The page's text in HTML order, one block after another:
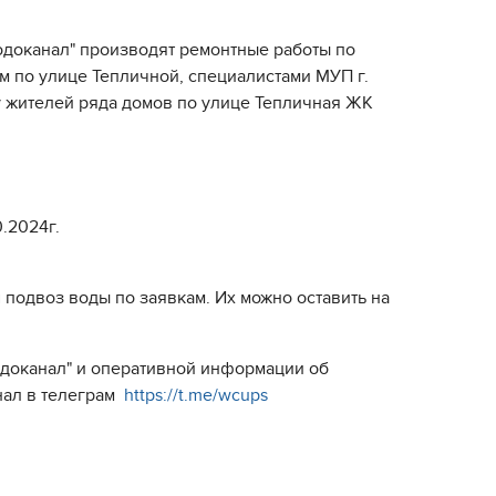
производят ремонтные работы по
улице Тепличной, специалистами МУП г.
ряда домов по улице Тепличная ЖК
воды по заявкам. Их можно оставить на
и оперативной информации об
в телеграм https://t.me/wcups